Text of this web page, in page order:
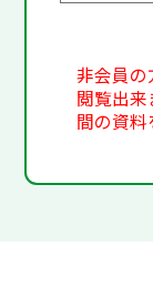
非会員
閲覧出
間の資料